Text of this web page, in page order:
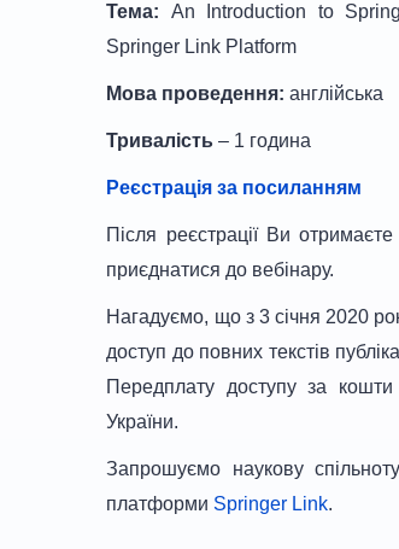
Тема: An Introduction to
Springer Link Platform
Мова проведення: англійська
Тривалість – 1 година
Реєстрація за посиланням
Після реєстрації Ви
приєднатися до вебінару.
Нагадуємо, що з 3 січня 2020
доступ до повних текстів
Передплату доступу за кошти
України.
Запрошуємо наукову
платформи Springer Link.